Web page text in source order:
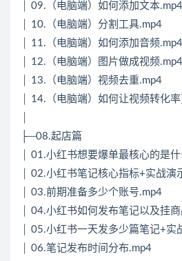
│ 09.（电脑端）如何添加文本.mp4
│ 10.（电脑端）分割工具.mp4
│ 11.（电脑端）如何添加音频.mp4
│ 12.（电脑端）图片做成视频.mp4
│ 13.（电脑端）视频去重.mp4
│ 14.（电脑端）如何让视频转化
├─08.起店篇
│ 01.小红书想要爆单最核心的是
│ 02.小红书笔记核心指标+实战演
│ 03.前期准备多少个账号.mp4
│ 04.小红书如何发布笔记以及挂
│ 05.小红书一天发多少篇笔记+实
│ 06.笔记发布时间分布.mp4